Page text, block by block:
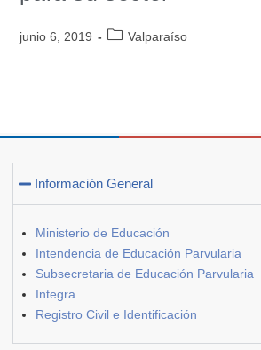
junio 6, 2019 Valparaíso
Información General
Ministerio de Educación
Intendencia de Educación Parvularia
Subsecretaria de Educación Parvularia
Integra
Registro Civil e Identificación